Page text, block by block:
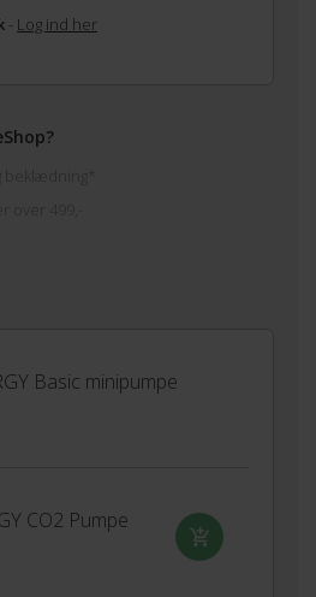
- Log ind her
beklædning*
Basic minipumpe
CO2 Pumpe